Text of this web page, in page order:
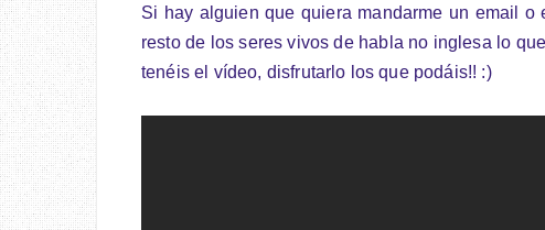
Si hay alguien que quiera mandarme un email o
resto de los seres vivos de habla no inglesa lo
tenéis el vídeo, disfrutarlo los que podáis!! :)